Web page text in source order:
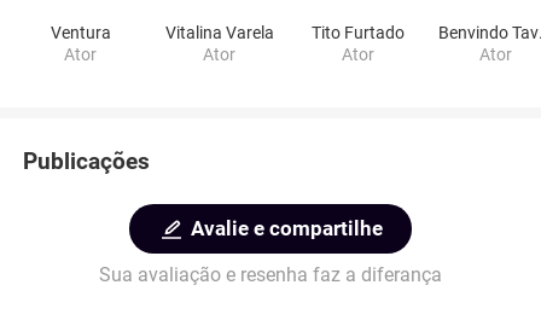
Ventura
Ator
Vitalina Varela
Ator
Tito Furtado
Ator
Ator
Publicações
Avalie e compartilhe
Sua avaliação e resenha faz a diferança